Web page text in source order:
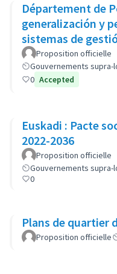
Département de
generalización y
sistemas de
(GP-GOM).
Proposition officielle
Gouvernements supra-
0 Accepted
Euskadi : Pacte
2022-2036
Proposition officielle
Gouvernements supra-
0
Plans de quartier
Proposition officielle